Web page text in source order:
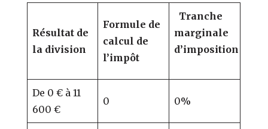
Résultat de
la division
Formule de
calcul de
l’impôt
Tranche
marginale
d’imposition
De 0 € à 11
600 €
0 0%